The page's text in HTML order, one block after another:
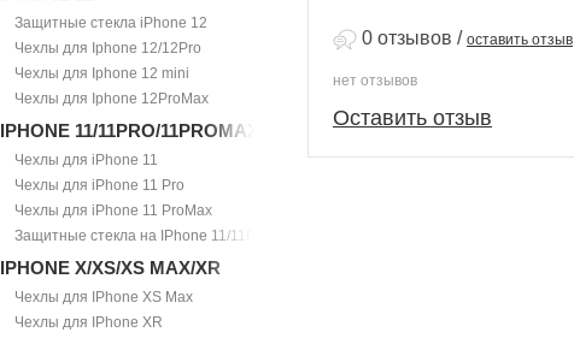
Защитные стекла iPhone 12
Чехлы для Iphone 12/12Pro
Чехлы для Iphone 12 mini
Чехлы для Iphone 12ProMax
IPHONE 11/11PRO/11PROMAX
Чехлы для iPhone 11
Чехлы для iPhone 11 Pro
Чехлы для iPhone 11 ProMax
Защитные стекла на IPhone 11/11Pro/11ProMax
IPHONE X/XS/XS MAX/XR
Чехлы для IPhone XS Max
Чехлы для IPhone XR
0 отзывов / оставить отзыв
нет отзывов
Оставить отзыв